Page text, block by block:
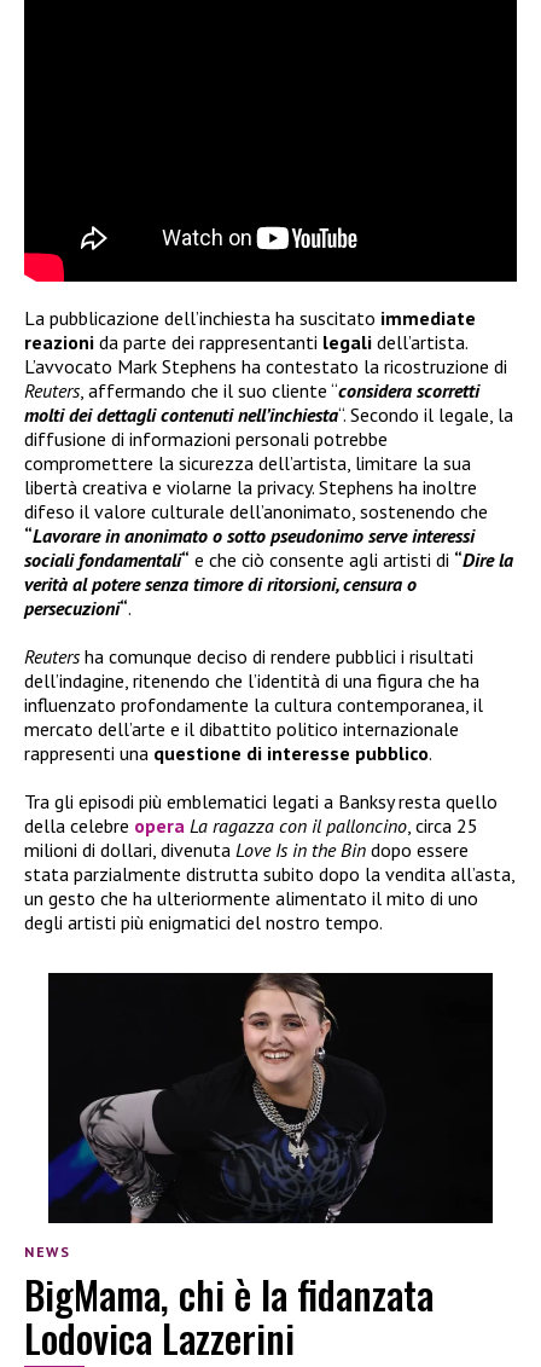
La pubblicazione dell’inchiesta ha suscitato immediate
reazioni da parte dei rappresentanti legali dell’artista.
L’avvocato Mark Stephens ha contestato la ricostruzione di
Reuters, affermando che il suo cliente “considera scorretti
molti dei dettagli contenuti nell’inchiesta“. Secondo il legale, la
diffusione di informazioni personali potrebbe
compromettere la sicurezza dell’artista, limitare la sua
libertà creativa e violarne la privacy. Stephens ha inoltre
difeso il valore culturale dell’anonimato, sostenendo che
“Lavorare in anonimato o sotto pseudonimo serve interessi
sociali fondamentali“ e che ciò consente agli artisti di “Dire la
verità al potere senza timore di ritorsioni, censura o
persecuzioni“.
Reutersha comunque deciso di rendere pubblici i risultati
dell’indagine, ritenendo che l’identità di una figura che ha
influenzato profondamente la cultura contemporanea, il
mercato dell’arte e il dibattito politico internazionale
rappresenti una questione di interesse pubblico.
Tra gli episodi più emblematici legati a Banksy resta quello
della celebre opera La ragazza con il palloncino, circa 25
milioni di dollari, divenuta Love Is in the Bin dopo essere
stata parzialmente distrutta subito dopo la vendita all’asta,
un gesto che ha ulteriormente alimentato il mito di uno
degli artisti più enigmatici del nostro tempo.
NEWS
BigMama, chi è la fidanzata
Lodovica Lazzerini